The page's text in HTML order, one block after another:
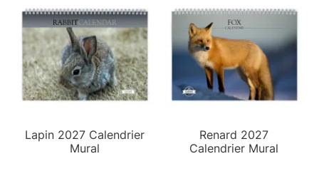
Lapin 2027 Calendrier
Mural
Renard 2027
Calendrier Mural